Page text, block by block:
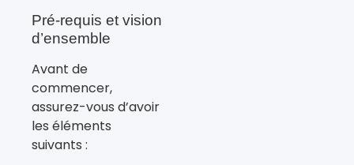
Pré-requis et vision
d’ensemble
Avant de
commencer,
assurez-vous d’avoir
les éléments
suivants :